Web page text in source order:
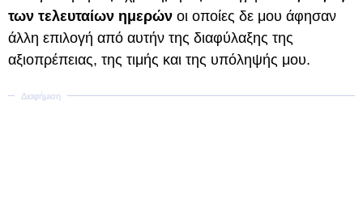
των τελευταίων ημερών οι οποίες δε μου άφησαν
άλλη επιλογή από αυτήν της διαφύλαξης της
αξιοπρέπειας, της τιμής και της υπόληψής μου.